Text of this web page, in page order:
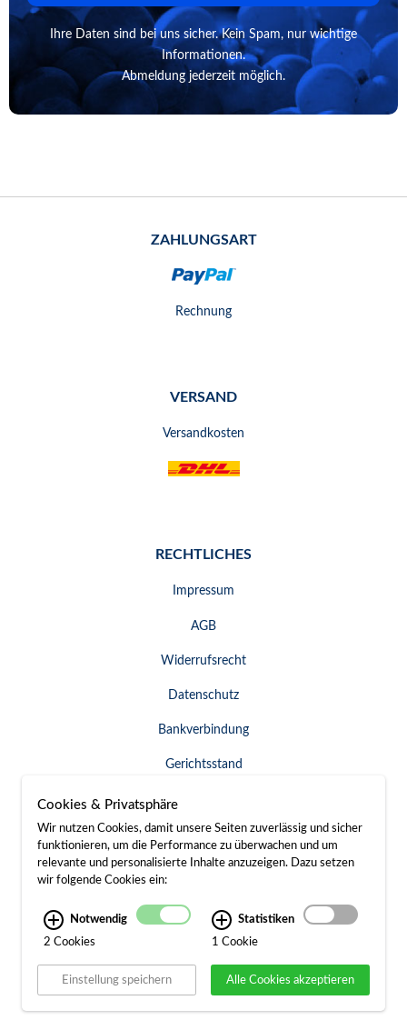
Ihre Daten sind bei uns sicher. Kein Spam, nur wichtige
Informationen.
Abmeldung jederzeit möglich.
ZAHLUNGSART
Rechnung
VERSAND
Versandkosten
RECHTLICHES
Impressum
AGB
Widerrufsrecht
Datenschutz
Bankverbindung
Gerichtsstand
Widerruf erklären
SERVICE & KONTAKT
Besuch / Anfahrt
Kontakt
Cookies & Privatsphäre
Wir nutzen Cookies, damit unsere Seiten zuverlässig und sicher
funktionieren, um die Performance zu überwachen und um
relevante und personalisierte Inhalte anzuzeigen. Dazu setzen
wir folgende Cookies ein:
Notwendig
2 Cookies
Statistiken
1 Cookie
Einstellung speichern Alle Cookies akzeptieren